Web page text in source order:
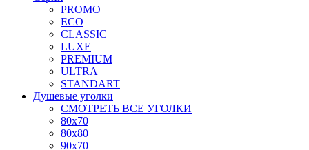
PROMO
ECO
CLASSIC
LUXE
PREMIUM
ULTRA
STANDART
Душевые уголки
СМОТРЕТЬ ВСЕ УГОЛКИ
80x70
80x80
90x70